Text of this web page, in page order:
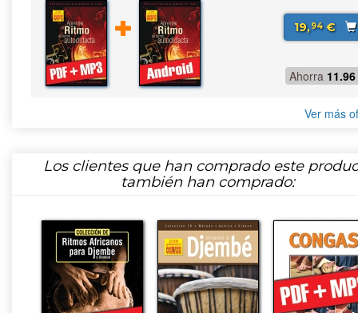
19,94€
Ahorra 11.96
Ver más
Los clientes que han comprado este
también han comprado: